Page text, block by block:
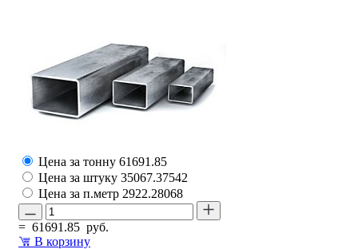
Цена за тонну 61691.85
Цена за штуку 35067.37542
Цена за п.метр 2922.28068
= 61691.85 руб.
В корзину